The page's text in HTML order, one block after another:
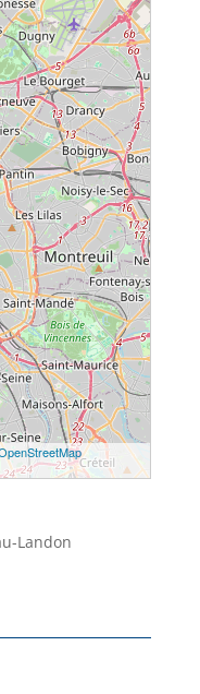
Landon